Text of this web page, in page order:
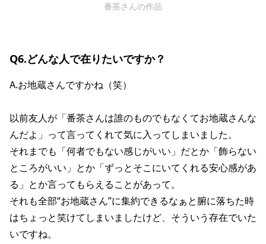
番茶さんの作品
Q6.どんな人で在りたいですか？
A.お地蔵さんですかね（笑）
以前友人が「番茶さんは誰のものでもなくてお地蔵さんな
んだよ」って言ってくれて気に入ってしまいました。
それまでも「何者でもない感じがいい」だとか「飾らない
ところがいい」とか「ずっとそこにいてくれる安心感があ
る」とか言ってもらえることがあって。
それも全部“お地蔵さん”に集約できるなぁと腑に落ちた時
はちょっと笑けてしまいましたけど、そういう存在でいた
いですね。